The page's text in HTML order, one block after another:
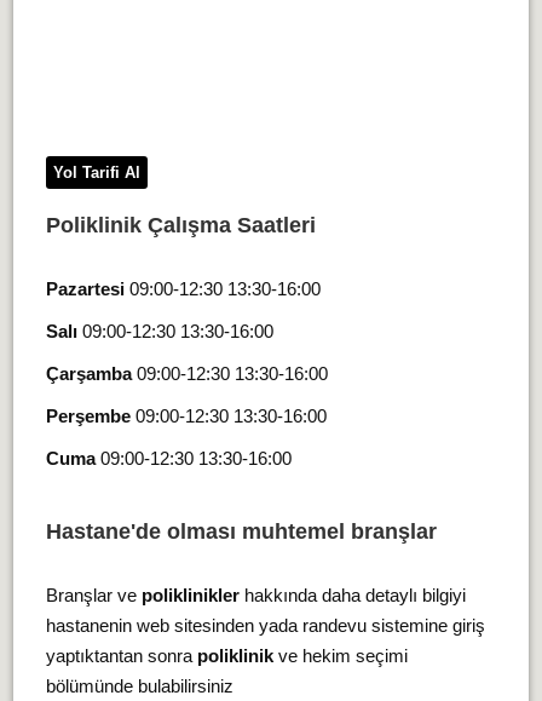
Yol Tarifi Al
Poliklinik Çalışma Saatleri
Pazartesi09:00-12:30 13:30-16:00
Salı09:00-12:30 13:30-16:00
Çarşamba09:00-12:30 13:30-16:00
Perşembe09:00-12:30 13:30-16:00
Cuma09:00-12:30 13:30-16:00
Hastane'de olması muhtemel branşlar
Branşlar ve polikliniklerhakkında daha detaylı bilgiyi
hastanenin web sitesinden yada randevu sistemine giriş
yaptıktantan sonra poliklinikve hekim seçimi
bölümünde bulabilirsiniz